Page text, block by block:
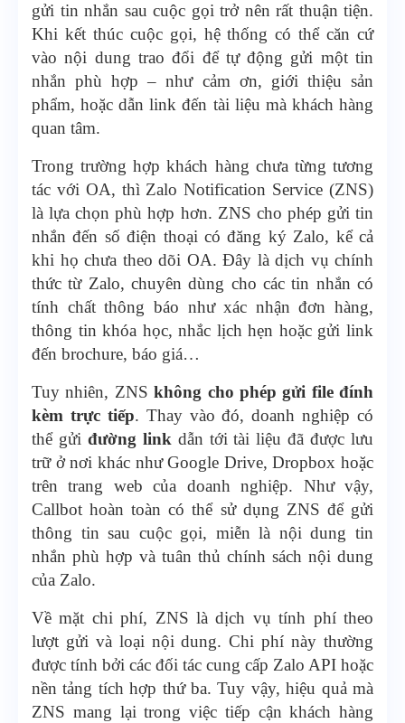
gửi tin nhắn sau cuộc gọi trở nên rất thuận tiện.
Khi kết thúc cuộc gọi, hệ thống có thể căn cứ
vào nội dung trao đổi để tự động gửi một tin
nhắn phù hợp – như cảm ơn, giới thiệu sản
phẩm, hoặc dẫn link đến tài liệu mà khách hàng
quan tâm.
Trong trường hợp khách hàng chưa từng tương
tác với OA, thì Zalo Notification Service (ZNS)
là lựa chọn phù hợp hơn. ZNS cho phép gửi tin
nhắn đến số điện thoại có đăng ký Zalo, kể cả
khi họ chưa theo dõi OA. Đây là dịch vụ chính
thức từ Zalo, chuyên dùng cho các tin nhắn có
tính chất thông báo như xác nhận đơn hàng,
thông tin khóa học, nhắc lịch hẹn hoặc gửi link
đến brochure, báo giá…
Tuy nhiên, ZNSkhông cho phép gửi file đính
kèm trực tiếp. Thay vào đó, doanh nghiệp có
thể gửi đường link dẫn tới tài liệu đã được lưu
trữ ở nơi khác như Google Drive, Dropbox hoặc
trên trang web của doanh nghiệp. Như vậy,
Callbot hoàn toàn có thể sử dụng ZNS để gửi
thông tin sau cuộc gọi, miễn là nội dung tin
nhắn phù hợp và tuân thủ chính sách nội dung
của Zalo.
Về mặt chi phí, ZNS là dịch vụ tính phí theo
lượt gửi và loại nội dung. Chi phí này thường
được tính bởi các đối tác cung cấp Zalo API hoặc
nền tảng tích hợp thứ ba. Tuy vậy, hiệu quả mà
ZNS mang lại trong việc tiếp cận khách hàng